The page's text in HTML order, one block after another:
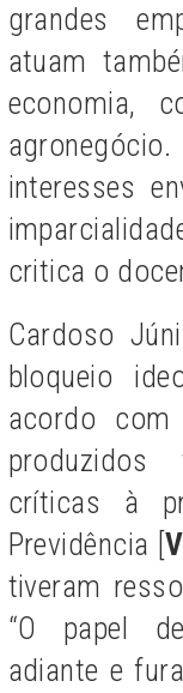
grandes
atuam
economia,
interesses
critica o
Cardoso
bloqueio
acordo com
críticas à
Previdência [
tiveram
“O papel
adiante e